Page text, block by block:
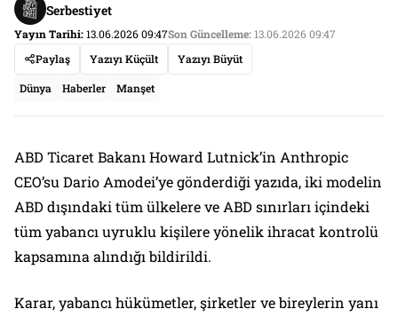
Serbestiyet
Yayın Tarihi:13.06.2026 09:47Son Güncelleme:13.06.2026 09:47
Paylaş
Yazıyı Küçült Yazıyı Büyüt
Dünya Haberler Manşet
ABD Ticaret Bakanı Howard Lutnick’in Anthropic
CEO’su Dario Amodei’ye gönderdiği yazıda, iki modelin
ABD dışındaki tüm ülkelere ve ABD sınırları içindeki
tüm yabancı uyruklu kişilere yönelik ihracat kontrolü
kapsamına alındığı bildirildi.
Karar, yabancı hükümetler, şirketler ve bireylerin yanı